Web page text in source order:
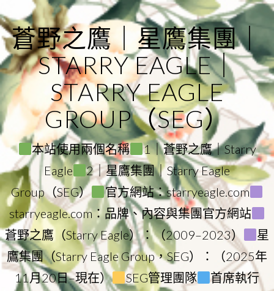
to
content
蒼野之鷹｜星鷹集團｜
STARRY EAGLE｜
STARRY EAGLE
GROUP（SEG）
本站使用兩個名稱
1｜蒼野之鷹｜Starry
Eagle
2｜星鷹集團｜Starry Eagle
Group（SEG）
官方網站：starryeagle.com
starryeagle.com：品牌、內容與集團官方網站
蒼野之鷹（Starry Eagle）：（2009–2023）
星
鷹集團（Starry Eagle Group，SEG）：（2025年
11月20日–現在）
SEG管理團隊
首席執行